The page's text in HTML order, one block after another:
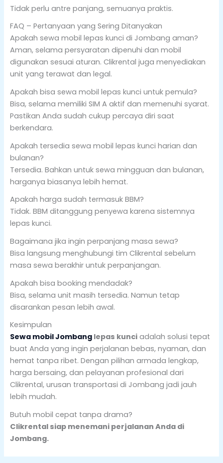
Tidak perlu antre panjang, semuanya praktis.
FAQ – Pertanyaan yang Sering Ditanyakan
Apakah sewa mobil lepas kunci di Jombang aman?
Aman, selama persyaratan dipenuhi dan mobil
digunakan sesuai aturan. Clikrental juga menyediakan
unit yang terawat dan legal.
Apakah bisa sewa mobil lepas kunci untuk pemula?
Bisa, selama memiliki SIM A aktif dan memenuhi syarat.
Pastikan Anda sudah cukup percaya diri saat
berkendara.
Apakah tersedia sewa mobil lepas kunci harian dan
bulanan?
Tersedia. Bahkan untuk sewa mingguan dan bulanan,
harganya biasanya lebih hemat.
Apakah harga sudah termasuk BBM?
Tidak. BBM ditanggung penyewa karena sistemnya
lepas kunci.
Bagaimana jika ingin perpanjang masa sewa?
Bisa langsung menghubungi tim Clikrental sebelum
masa sewa berakhir untuk perpanjangan.
Apakah bisa booking mendadak?
Bisa, selama unit masih tersedia. Namun tetap
disarankan pesan lebih awal.
Kesimpulan
Sewa mobil Jombang lepas kunciadalah solusi tepat
buat Anda yang ingin perjalanan bebas, nyaman, dan
hemat tanpa ribet. Dengan pilihan armada lengkap,
harga bersaing, dan pelayanan profesional dari
Clikrental, urusan transportasi di Jombang jadi jauh
lebih mudah.
Butuh mobil cepat tanpa drama?
Clikrental siap menemani perjalanan Anda di
Jombang.